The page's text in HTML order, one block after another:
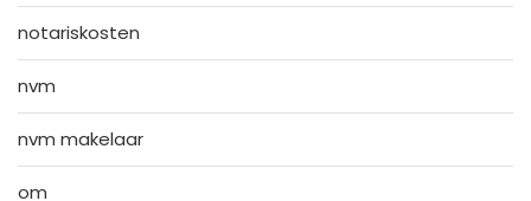
notariskosten
nvm
nvm makelaar
om